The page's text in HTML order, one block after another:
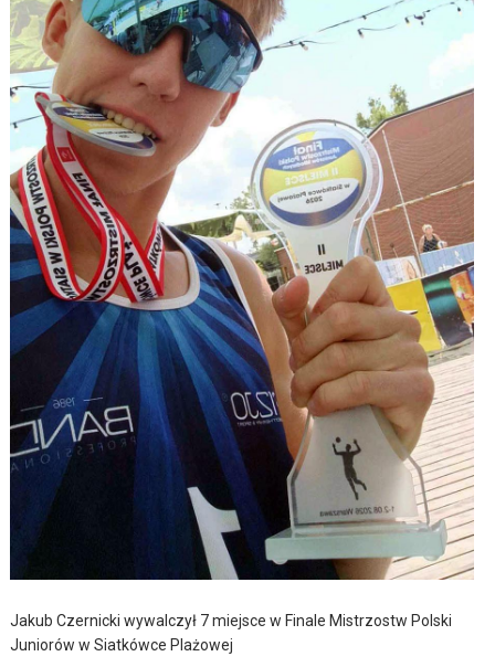
Jakub Czernicki wywalczył 7 miejsce w Finale Mistrzostw Polski
Juniorów w Siatkówce Plażowej